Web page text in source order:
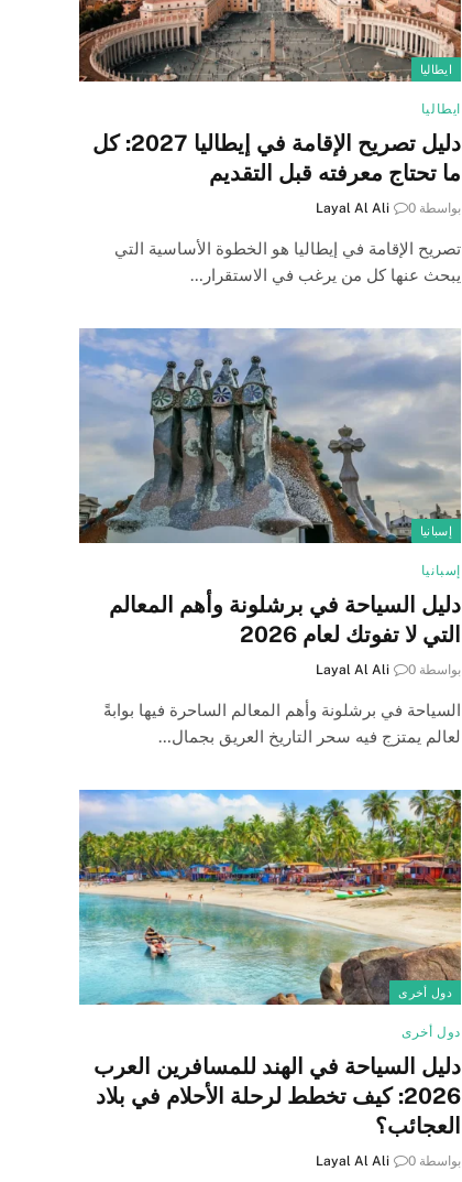
ايطاليا
ايطاليا
دليل تصريح الإقامة في إيطاليا 2027: كل
ما تحتاج معرفته قبل التقديم
بواسطة Layal Al Ali 0
تصريح الإقامة في إيطاليا هو الخطوة الأساسية التي
يبحث عنها كل من يرغب في الاستقرار…
إسبانيا
إسبانيا
دليل السياحة في برشلونة وأهم المعالم
التي لا تفوتك لعام 2026
بواسطة Layal Al Ali 0
السياحة في برشلونة وأهم المعالم الساحرة فيها بوابةً
لعالم يمتزج فيه سحر التاريخ العريق بجمال…
دول أخرى
دول أخرى
دليل السياحة في الهند للمسافرين العرب
2026: كيف تخطط لرحلة الأحلام في بلاد
العجائب؟
بواسطة Layal Al Ali 0